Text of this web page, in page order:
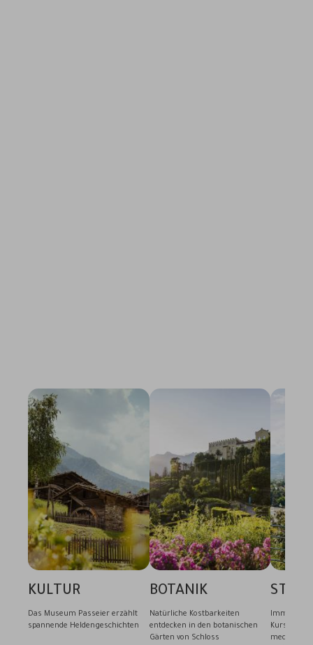
KULTUR
Das Museum Passeier erzählt
spannende Heldengeschichten
BOTANIK
Natürliche Kostbarkeiten
entdecken in den botanischen
Gärten von Schloss
Immer
Kurstadt